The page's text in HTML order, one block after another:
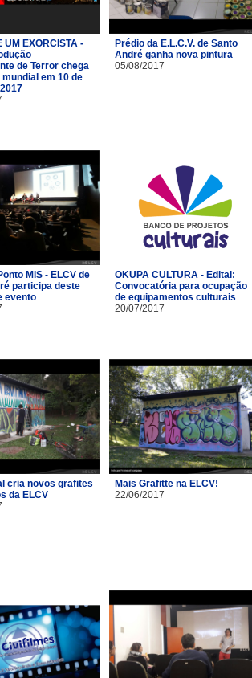
UM EXORCISTA -
de Terror chega
mundial em 10 de
Prédio da E.L.C.V. de Santo
André ganha nova pintura
05/08/2017
MIS - ELCV de
participa deste
evento
OKUPA CULTURA - Edital:
Convocatória para ocupação
de equipamentos culturais
20/07/2017
cria novos grafites
da ELCV
Mais Grafitte na ELCV!
22/06/2017